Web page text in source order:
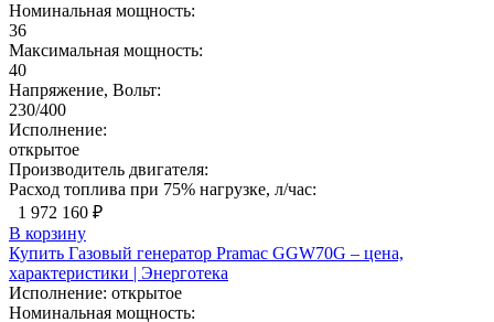
Номинальная мощность:
36
Максимальная мощность:
40
Напряжение, Вольт:
230/400
Исполнение:
открытое
Производитель двигателя:
Расход топлива при 75% нагрузке, л/час:
1 972 160 ₽
В корзину
Купить Газовый генератор Pramac GGW70G – цена,
характеристики | Энерготека
Исполнение: открытое
Номинальная мощность: